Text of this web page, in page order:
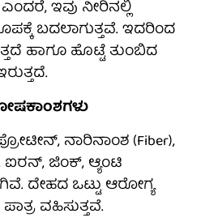
ಇವು ನೀರಿನಲ್ಲಿ
ಬದಲಾಗುತ್ತವೆ. ಇದರಿಂದ
ಹಾಗೂ ಹೊಟ್ಟೆ ತುಂಬಿದ
ನಾರಿನಾಂಶ (Fiber),
ಐರನ್, ಜಿಂಕ್, ಆ್ಯಂಟಿ
ದೇಹದ ಒಟ್ಟು ಆರೋಗ್ಯ
ವಹಿಸುತ್ತವೆ.